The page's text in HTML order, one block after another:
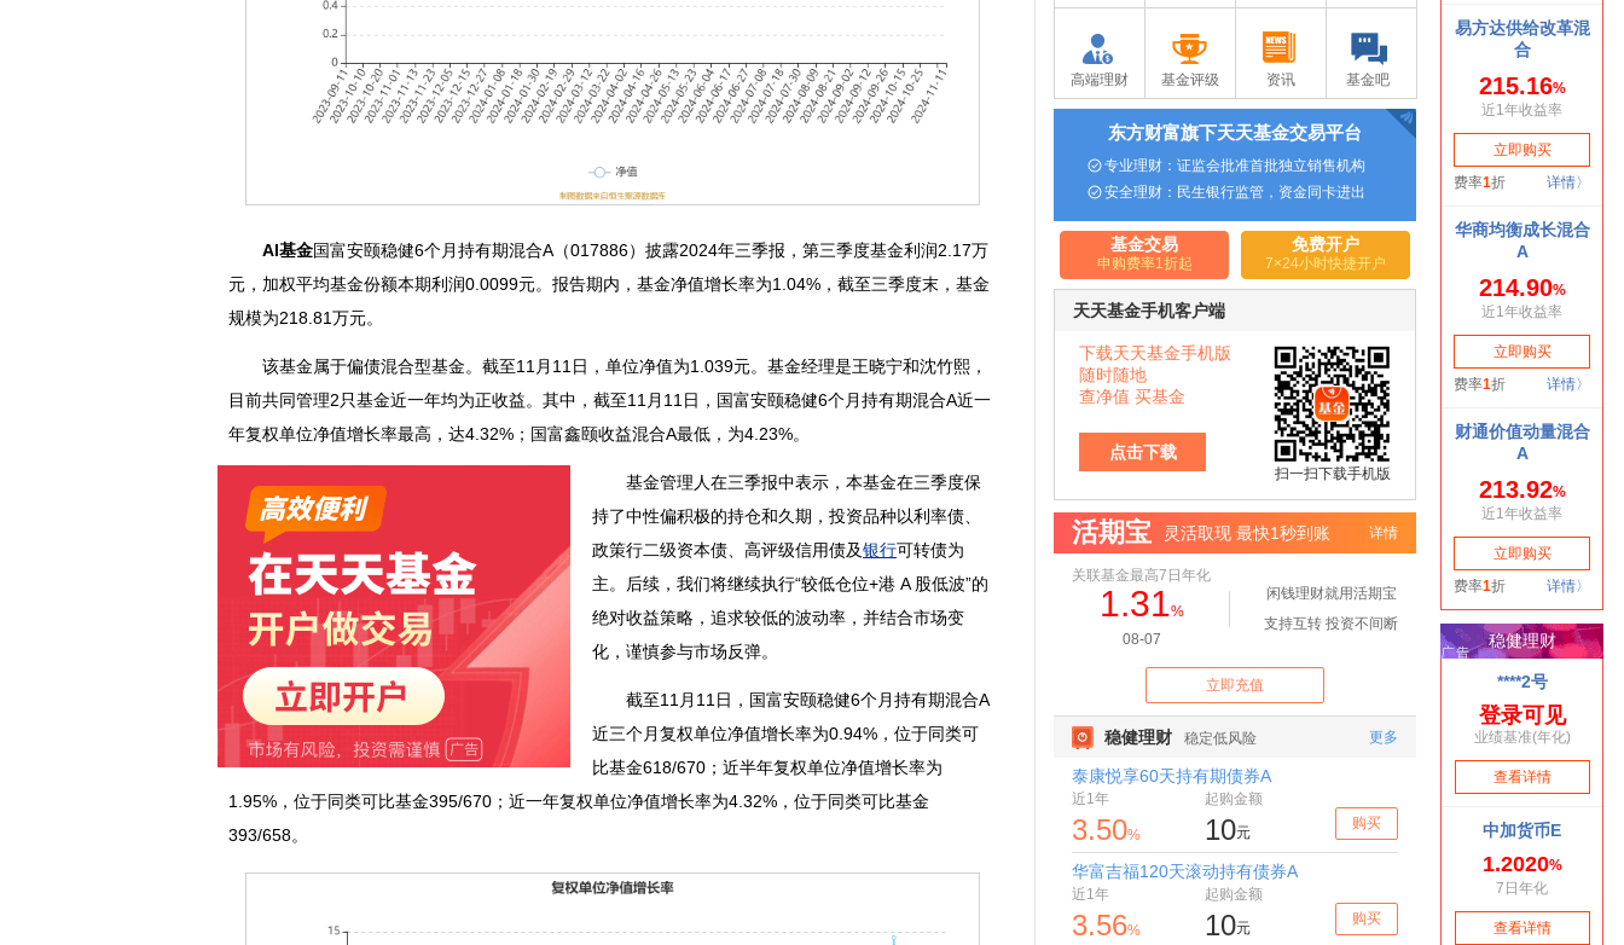
AI基金国富安颐稳健6个月持有期混合A（017886）披露2024年三季报，第三季度基金利润2.17万
元，加权平均基金份额本期利润0.0099元。报告期内，基金净值增长率为1.04%，截至三季度末，基金
规模为218.81万元。
该基金属于偏债混合型基金。截至11月11日，单位净值为1.039元。基金经理是王晓宁和沈竹熙，
目前共同管理2只基金近一年均为正收益。其中，截至11月11日，国富安颐稳健6个月持有期混合A近一
年复权单位净值增长率最高，达4.32%；国富鑫颐收益混合A最低，为4.23%。
基金管理人在三季报中表示，本基金在三季度保
持了中性偏积极的持仓和久期，投资品种以利率债、
政策行二级资本债、高评级信用债及银行可转债为
主。后续，我们将继续执行“较低仓位+港 A 股低波”的
绝对收益策略，追求较低的波动率，并结合市场变
化，谨慎参与市场反弹。
截至11月11日，国富安颐稳健6个月持有期混合A
近三个月复权单位净值增长率为0.94%，位于同类可
比基金618/670；近半年复权单位净值增长率为
1.95%，位于同类可比基金395/670；近一年复权单位净值增长率为4.32%，位于同类可比基金
393/658。
高端理财 基金评级 资讯 基金吧